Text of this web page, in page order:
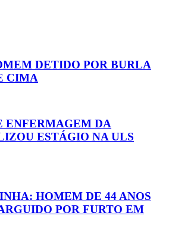
DETIDO POR BURLA
CIMA
ENFERMAGEM DA
ESTÁGIO NA ULS
HOMEM DE 44 ANOS
POR FURTO EM